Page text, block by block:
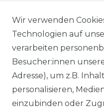
BLOG
VORTEILE
Wir verwenden
Technologien auf
verarbeiten
Besucher:innen
Adresse), um z.B.
personalisieren,
einzubinden oder